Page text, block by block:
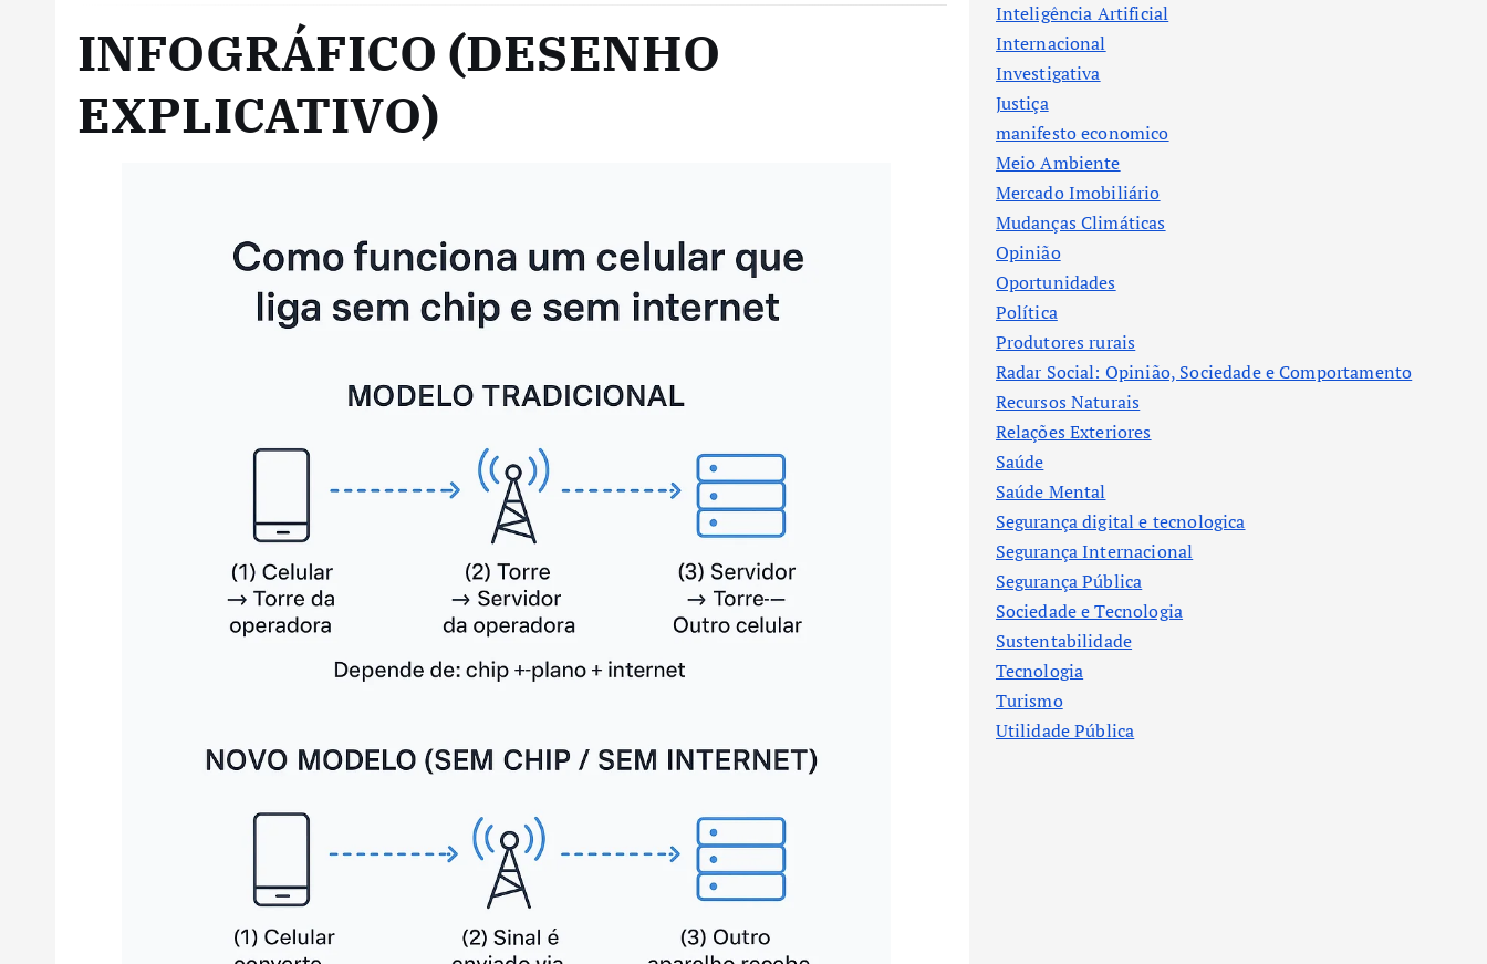
INFOGRÁFICO (DESENHO
EXPLICATIVO)
Inteligência Artificial
Internacional
Investigativa
Justiça
manifesto economico
Meio Ambiente
Mercado Imobiliário
Mudanças Climáticas
Opinião
Oportunidades
Política
Produtores rurais
Radar Social: Opinião, Sociedade e Comportamento
Recursos Naturais
Relações Exteriores
Saúde
Saúde Mental
Segurança digital e tecnologica
Segurança Internacional
Segurança Pública
Sociedade e Tecnologia
Sustentabilidade
Tecnologia
Turismo
Utilidade Pública